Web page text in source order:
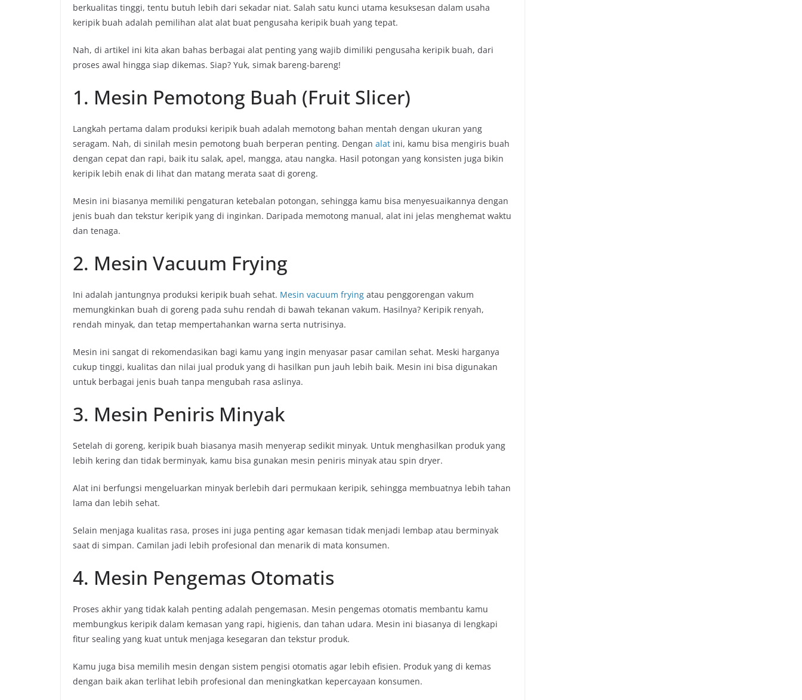
berkualitas tinggi, tentu butuh lebih dari sekadar niat. Salah satu kunci utama kesuksesan dalam usaha
keripik buah adalah pemilihan alat alat buat pengusaha keripik buah yang tepat.
Nah, di artikel ini kita akan bahas berbagai alat penting yang wajib dimiliki pengusaha keripik buah, dari
proses awal hingga siap dikemas. Siap? Yuk, simak bareng-bareng!
1. Mesin Pemotong Buah (Fruit Slicer)
Langkah pertama dalam produksi keripik buah adalah memotong bahan mentah dengan ukuran yang
seragam. Nah, di sinilah mesin pemotong buah berperan penting. Dengan alat ini, kamu bisa mengiris buah
dengan cepat dan rapi, baik itu salak, apel, mangga, atau nangka. Hasil potongan yang konsisten juga bikin
keripik lebih enak di lihat dan matang merata saat di goreng.
Mesin ini biasanya memiliki pengaturan ketebalan potongan, sehingga kamu bisa menyesuaikannya dengan
jenis buah dan tekstur keripik yang di inginkan. Daripada memotong manual, alat ini jelas menghemat waktu
dan tenaga.
2. Mesin Vacuum Frying
Ini adalah jantungnya produksi keripik buah sehat. Mesin vacuum frying atau penggorengan vakum
memungkinkan buah di goreng pada suhu rendah di bawah tekanan vakum. Hasilnya? Keripik renyah,
rendah minyak, dan tetap mempertahankan warna serta nutrisinya.
Mesin ini sangat di rekomendasikan bagi kamu yang ingin menyasar pasar camilan sehat. Meski harganya
cukup tinggi, kualitas dan nilai jual produk yang di hasilkan pun jauh lebih baik. Mesin ini bisa digunakan
untuk berbagai jenis buah tanpa mengubah rasa aslinya.
3. Mesin Peniris Minyak
Setelah di goreng, keripik buah biasanya masih menyerap sedikit minyak. Untuk menghasilkan produk yang
lebih kering dan tidak berminyak, kamu bisa gunakan mesin peniris minyak atau spin dryer.
Alat ini berfungsi mengeluarkan minyak berlebih dari permukaan keripik, sehingga membuatnya lebih tahan
lama dan lebih sehat.
Selain menjaga kualitas rasa, proses ini juga penting agar kemasan tidak menjadi lembap atau berminyak
saat di simpan. Camilan jadi lebih profesional dan menarik di mata konsumen.
4. Mesin Pengemas Otomatis
Proses akhir yang tidak kalah penting adalah pengemasan. Mesin pengemas otomatis membantu kamu
membungkus keripik dalam kemasan yang rapi, higienis, dan tahan udara. Mesin ini biasanya di lengkapi
fitur sealing yang kuat untuk menjaga kesegaran dan tekstur produk.
Kamu juga bisa memilih mesin dengan sistem pengisi otomatis agar lebih efisien. Produk yang di kemas
dengan baik akan terlihat lebih profesional dan meningkatkan kepercayaan konsumen.